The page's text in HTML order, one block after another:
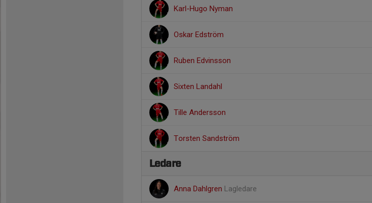
Karl-Hugo Nyman
Oskar Edström
Ruben Edvinsson
Sixten Landahl
Tille Andersson
Torsten Sandström
Ledare
Anna Dahlgren Lagledare